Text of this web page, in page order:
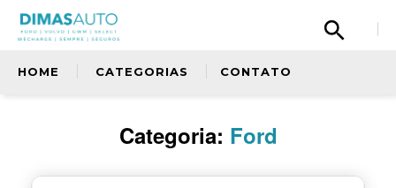
HOME CATEGORIAS CONTATO
Olá, então, curtiu nosso conteúdo? Tem uma
sugestão para nos dar? Quer fazer um elogio
Categoria: Ford